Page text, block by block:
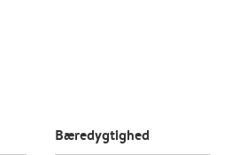
Bæredygtighed